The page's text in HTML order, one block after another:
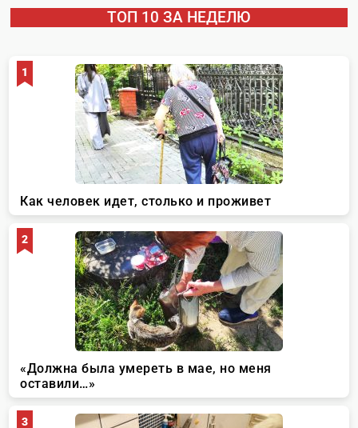
ТОП 10 ЗА НЕДЕЛЮ